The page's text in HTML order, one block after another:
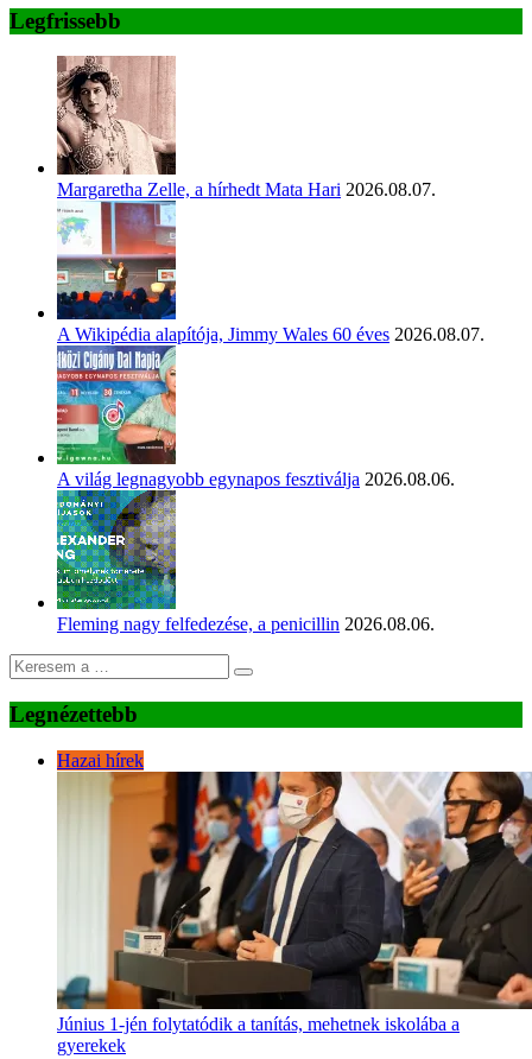
lapozása
Legfrissebb
Margaretha Zelle, a hírhedt Mata Hari 2026.08.07.
A Wikipédia alapítója, Jimmy Wales 60 éves 2026.08.07.
A világ legnagyobb egynapos fesztiválja 2026.08.06.
Fleming nagy felfedezése, a penicillin 2026.08.06.
Legnézettebb
Hazai hírek
Június 1-jén folytatódik a tanítás, mehetnek iskolába a
gyerekek